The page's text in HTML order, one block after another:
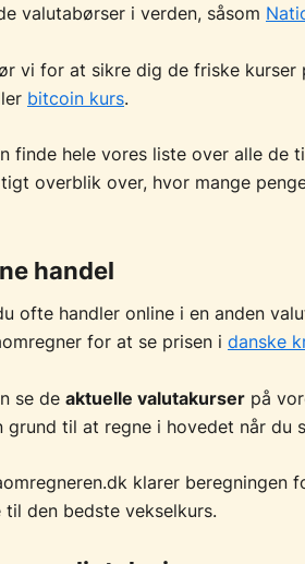
valutabørser i verden, såsom
vi for at sikre dig de friske kurser
bitcoin kurs.
finde hele vores liste over alle de
overblik over, hvor mange
handel
ofte handler online i en anden
for at se prisen i danske
se de aktuelle valutakurser på
grund til at regne i hovedet når du
klarer beregningen
til den bedste vekselkurs.